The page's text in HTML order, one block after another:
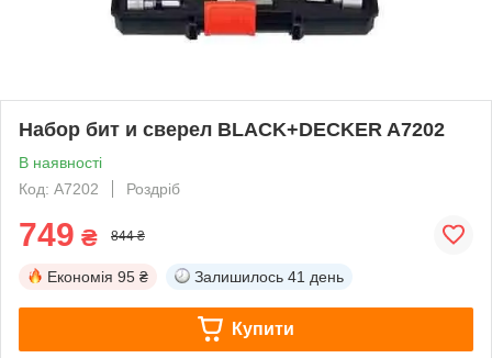
Набор бит и сверел BLACK+DECKER A7202
В наявності
Код: A7202
Роздріб
749 ₴ 844 ₴
Економія 95 ₴ Залишилось 41 день
Купити